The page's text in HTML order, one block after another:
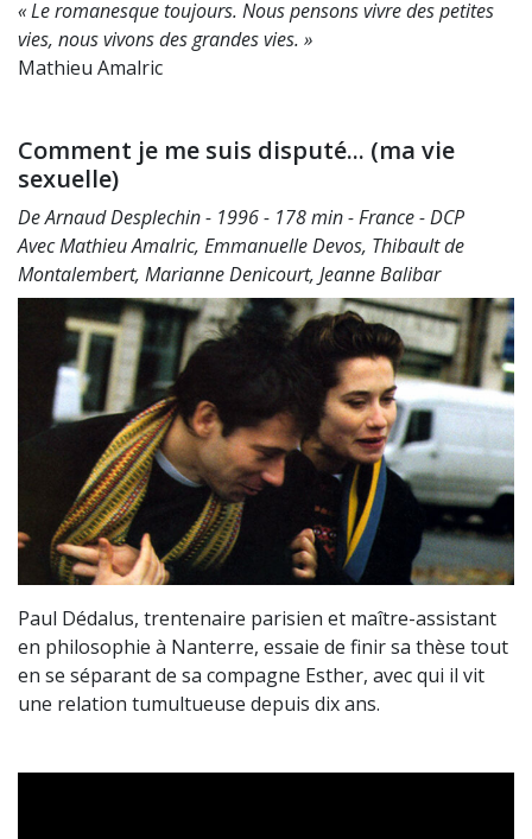
« Le romanesque toujours. Nous pensons vivre des petites
vies, nous vivons des grandes vies. »
Mathieu Amalric
Comment je me suis disputé... (ma vie
sexuelle)
De Arnaud Desplechin - 1996 - 178 min - France - DCP
Avec Mathieu Amalric, Emmanuelle Devos, Thibault de
Montalembert, Marianne Denicourt, Jeanne Balibar
Paul Dédalus, trentenaire parisien et maître-assistant
en philosophie à Nanterre, essaie de finir sa thèse tout
en se séparant de sa compagne Esther, avec qui il vit
une relation tumultueuse depuis dix ans.